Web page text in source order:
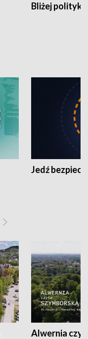
Bliżej polityki
Jedź
Alwernia